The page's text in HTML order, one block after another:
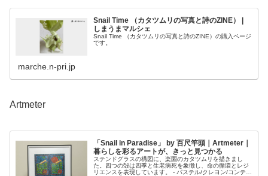
Snail Time （カタツムリの写真と詩のZINE） |
しまうまマルシェ
Snail Time （カタツムリの写真と詩のZINE）の購入ページ
です。
marche.n-pri.jp
Artmeter
「Snail in Paradise」 by 百尺竿頭｜Artmeter｜
暮らしを彩るアートが、きっと見つかる
ステンドグラスの構図に、楽園のカタツムリを描きまし
た。四つの殻は四季と生老病死を象徴し、命の循環とレジ
リエンスを表現しています。 - パステル/クレヨン/コンテ/